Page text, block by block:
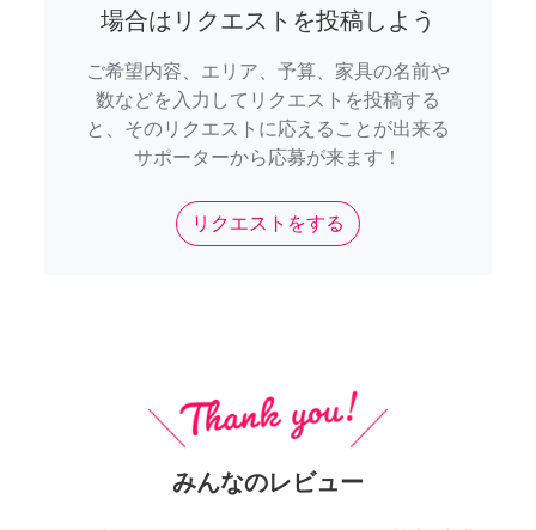
場合はリクエストを投稿しよう
ご希望内容、エリア、予算、家具の名前や
数などを入力してリクエストを投稿する
と、そのリクエストに応えることが出来る
サポーターから応募が来ます！
リクエストをする
みんなのレビュー